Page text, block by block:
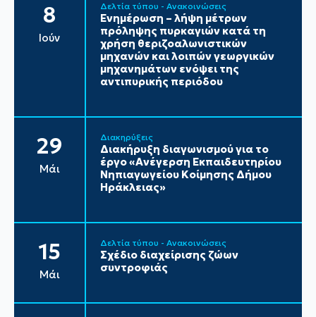
8
Ιούν
Δελτία τύπου - Ανακοινώσεις
Ενημέρωση – λήψη μέτρων
πρόληψης πυρκαγιών κατά τη
χρήση θεριζοαλωνιστικών
μηχανών και λοιπών γεωργικών
μηχανημάτων ενόψει της
αντιπυρικής περιόδου
29
Μάι
Διακηρύξεις
Διακήρυξη διαγωνισμού για το
έργο «Ανέγερση Εκπαιδευτηρίου
Νηπιαγωγείου Κοίμησης Δήμου
Ηράκλειας»
15
Μάι
Δελτία τύπου - Ανακοινώσεις
Σχέδιο διαχείρισης ζώων
συντροφιάς